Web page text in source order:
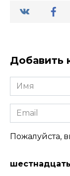
Добавить
Имя
Email
Пожалуйста,
шестнадцать